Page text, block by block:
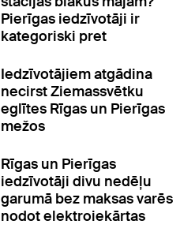
Pierīgas iedzīvotāji ir
kategoriski pret
Iedzīvotājiem atgādina
necirst Ziemassvētku
eglītes Rīgas un Pierīgas
mežos
Rīgas un Pierīgas
iedzīvotāji divu nedēļu
garumā bez maksas varēs
nodot elektroiekārtas